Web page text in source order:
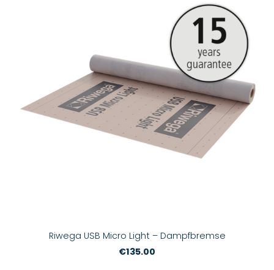
Riwega USB Micro Light – Dampfbremse
€135.00